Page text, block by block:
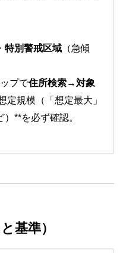
・ 特別警戒区域 （急傾
プで住所検索→対象
定規模（「想定最大」
）**を必ず確認。
基準）